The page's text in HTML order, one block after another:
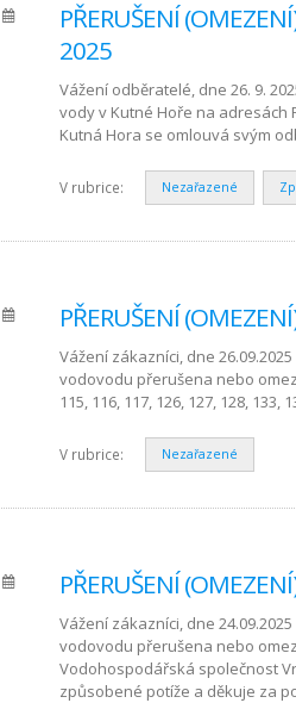
PŘERUŠENÍ
2025
Vážení odběratelé, dne 26. 9.
vody v Kutné Hoře na adresách
Kutná Hora se omlouvá svým
V rubrice: Nezařazené
PŘERUŠENÍ
Vážení zákazníci, dne
vodovodu přerušena nebo
115, 116, 117, 126, 127, 128, 133,
V rubrice: Nezařazené
PŘERUŠENÍ
Vážení zákazníci, dne
vodovodu přerušena nebo
Vodohospodářská společnost
způsobené potíže a děkuje za